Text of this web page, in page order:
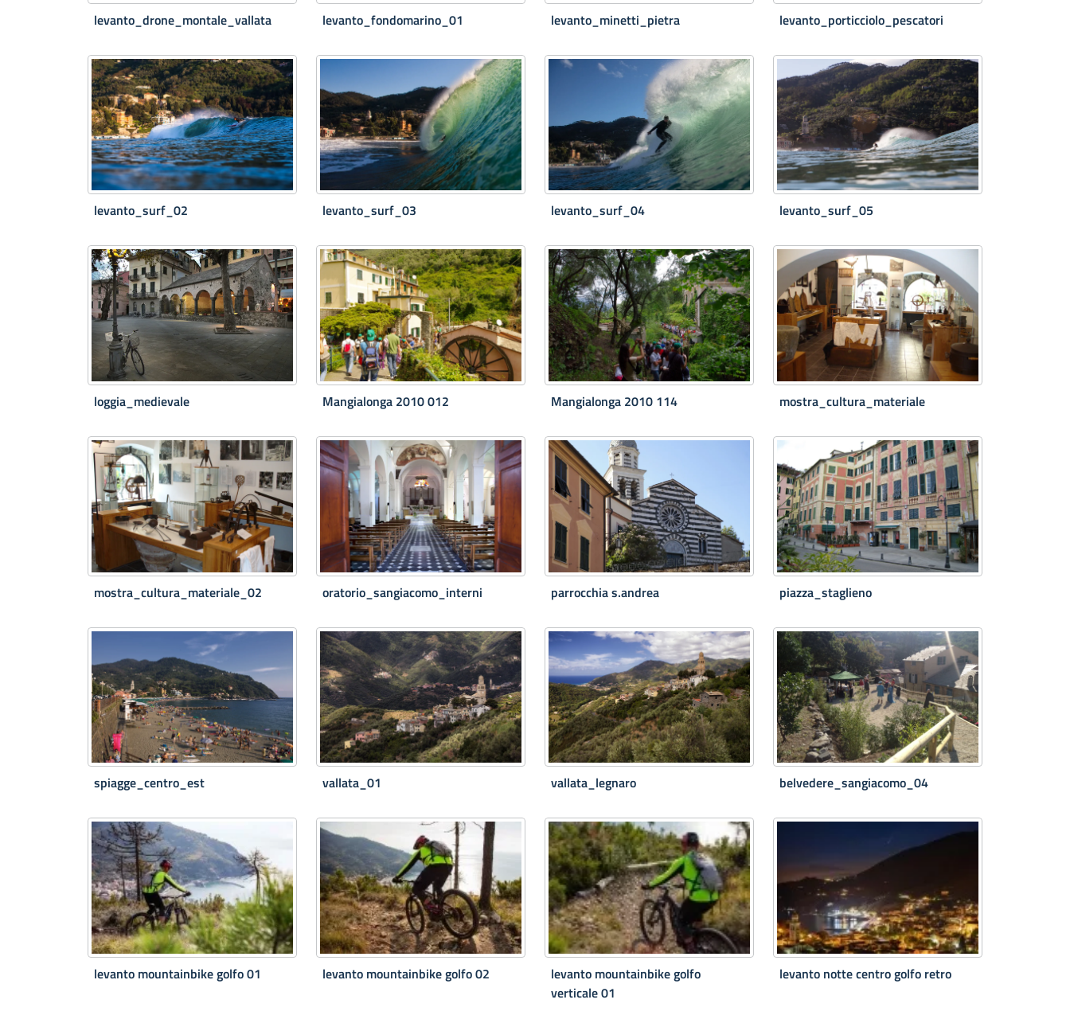
levanto_drone_montale_vallata levanto_fondomarino_01 levanto_minetti_pietra levanto_porticciolo_pescatori
levanto_surf_02 levanto_surf_03 levanto_surf_04 levanto_surf_05
loggia_medievale Mangialonga 2010 012 Mangialonga 2010 114 mostra_cultura_materiale
mostra_cultura_materiale_02 oratorio_sangiacomo_interni parrocchia s.andrea piazza_staglieno
spiagge_centro_est vallata_01 vallata_legnaro belvedere_sangiacomo_04
levanto mountainbike golfo 01 levanto mountainbike golfo 02
levanto mountainbike golfo
verticale 01
levanto notte centro golfo retro